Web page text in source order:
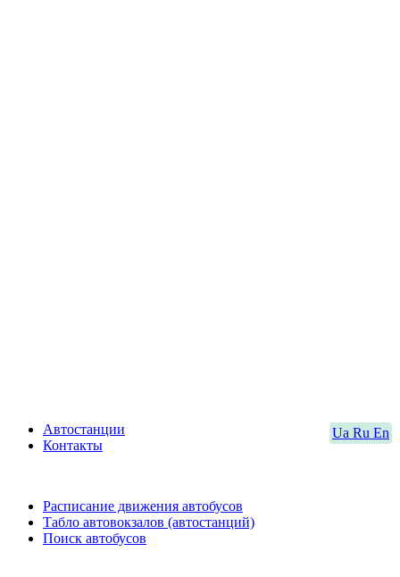
Ua Ru En
Автостанции
Контакты
Расписание движения автобусов
Табло автовокзалов (автостанций)
Поиск автобусов